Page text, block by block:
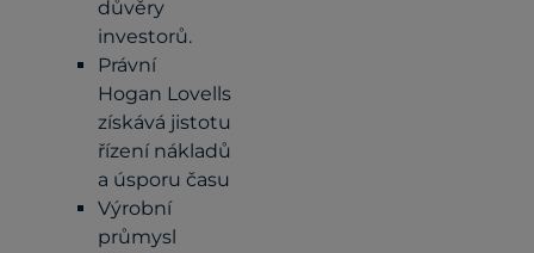
důvěry
investorů.
Právní
Hogan Lovells
získává jistotu
řízení nákladů
a úsporu času
Výrobní
průmysl